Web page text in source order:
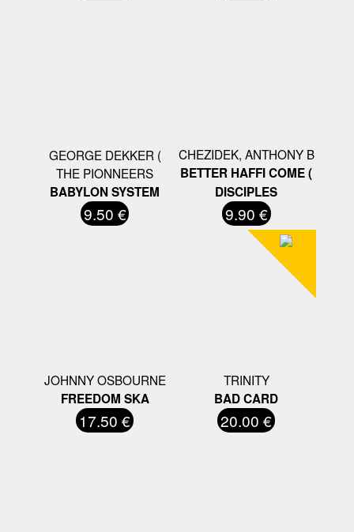
GEORGE DEKKER (
THE PIONNEERS
BABYLON SYSTEM
9.50 €
CHEZIDEK, ANTHONY B
BETTER HAFFI COME (
DISCIPLES
9.90 €
JOHNNY OSBOURNE
FREEDOM SKA
17.50 €
TRINITY
BAD CARD
20.00 €